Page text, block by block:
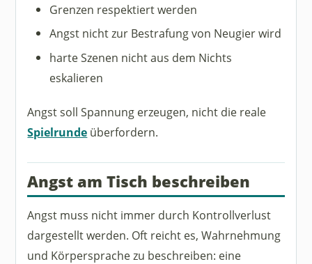
Grenzen respektiert werden
Angst nicht zur Bestrafung von Neugier wird
harte Szenen nicht aus dem Nichts
eskalieren
Angst soll Spannung erzeugen, nicht die reale
Spielrunde überfordern.
Angst am Tisch beschreiben
Angst muss nicht immer durch Kontrollverlust
dargestellt werden. Oft reicht es, Wahrnehmung
und Körpersprache zu beschreiben: eine